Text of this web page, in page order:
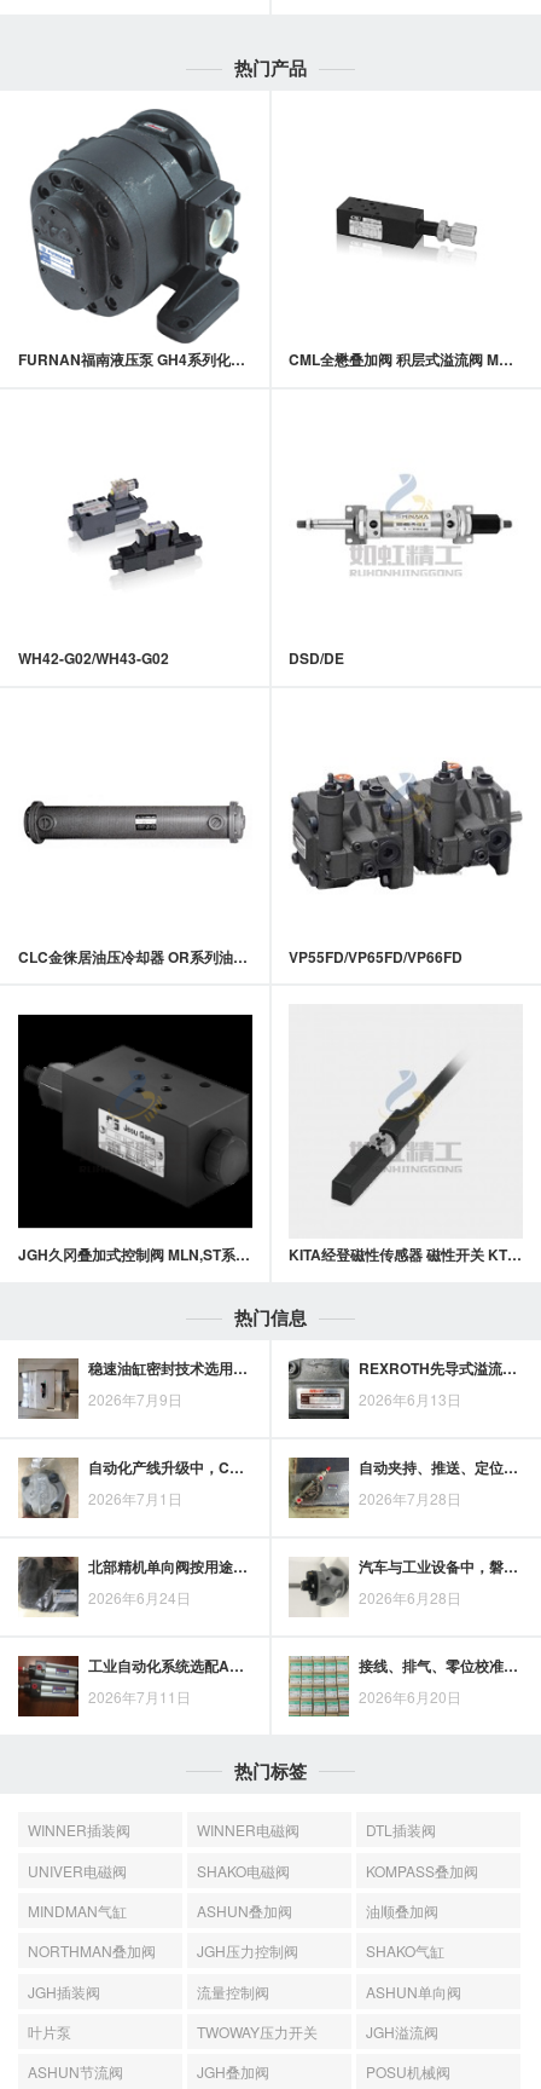
热门产品
FURNAN福南液压泵 GH4系列化工(PU)计量泵 CML全懋叠加阀 积层式溢流阀 MRV-02,MRV-03系列
WH42-G02/WH43-G02 DSD/DE
CLC金徕居油压冷却器 OR系列油压冷却器 VP55FD/VP65FD/VP66FD
JGH久冈叠加式控制阀 MLN,ST系列叠加式缓冲阀 KITA经登磁性传感器 磁性开关 KT65系列
热门信息
稳速油缸密封技术选用参考：工况匹配与密封结构需重点评估
2026年7月9日
REXROTH先导式溢流阀选型要看哪些参数？液压系统配置思路解析
2026年6月13日
自动化产线升级中，CKD电磁阀的控制价值与应用观察
2026年7月1日
自动夹持、推送、定位与搬运设备中，Bimba气缸的适用场景如何核对？
2026年7月28日
北部精机单向阀按用途怎么分？先把单向阀有几种理清楚
2026年6月24日
汽车与工业设备中，磐龙液压阀芯的典型应用场景解析
2026年6月28日
工业自动化系统选配ASCO电磁阀，需要关注哪些要点？
2026年7月11日
接线、排气、零位校准与压力设定，JGH比例式减压阀安装调试检查重点
2026年6月20日
热门标签
WINNER插装阀 WINNER电磁阀
DTL插装阀
UNIVER电磁阀
SHAKO电磁阀
KOMPASS叠加阀
MINDMAN气缸
ASHUN叠加阀
油顺叠加阀
NORTHMAN叠加阀
JGH压力控制阀
SHAKO气缸
JGH插装阀
流量控制阀
ASHUN单向阀
叶片泵
TWOWAY压力开关
JGH溢流阀
ASHUN节流阀
JGH叠加阀 POSU机械阀